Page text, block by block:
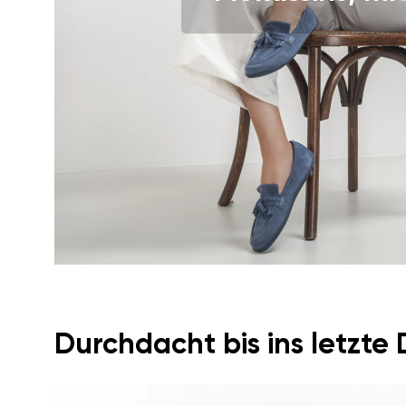
Durchdacht bis ins letzte
Ich bin mit der
Veröffentlichung
Bewertung
Ich bin mit der
Veröffentlichung